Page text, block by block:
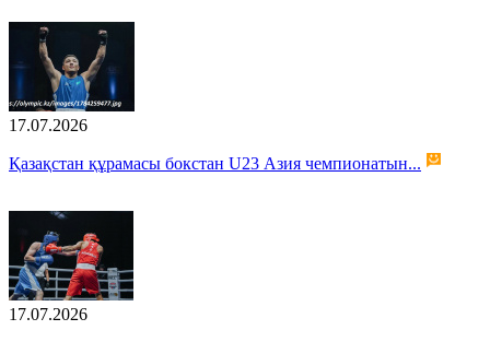
17.07.2026
Қазақстан құрамасы бокстан U23 Азия чемпионатын...
17.07.2026